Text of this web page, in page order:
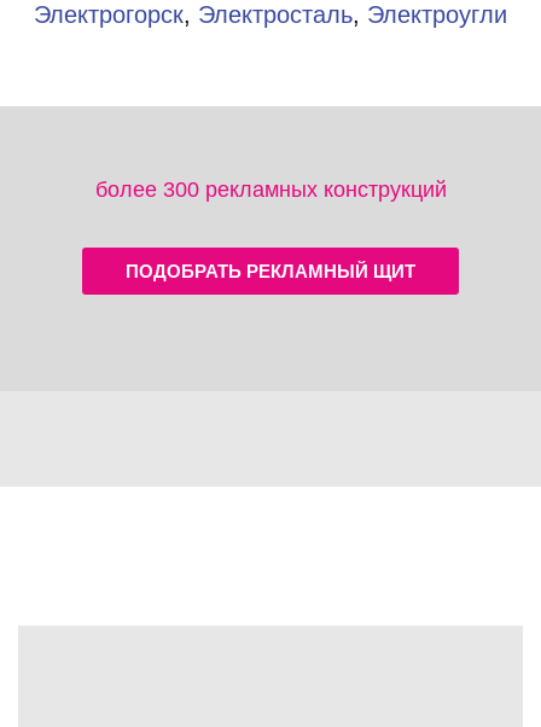
Электрогорск, Электросталь, Электроугли
более 300 рекламных конструкций
ПОДОБРАТЬ РЕКЛАМНЫЙ ЩИТ